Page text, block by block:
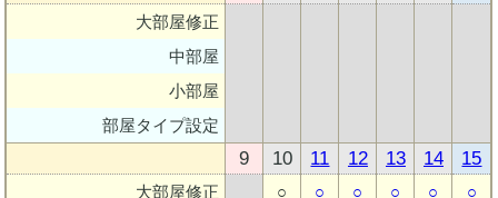
大部屋修正
中部屋
小部屋
部屋タイプ設定
大部屋修正
9 10
○
11
○
12
○
13
○
14
○
15
○